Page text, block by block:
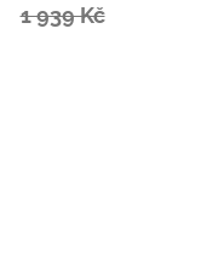
1 939 Kč